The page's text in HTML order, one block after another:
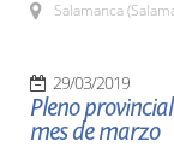
Salamanca
29/03/2019
Pleno
mes de marzo